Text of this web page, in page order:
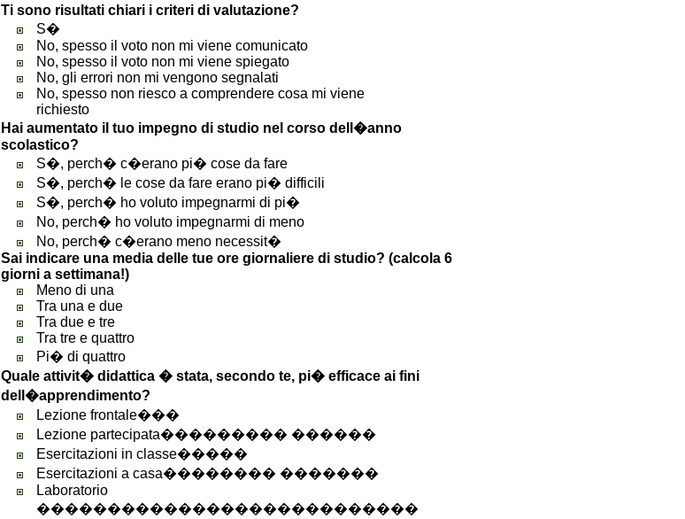
Ti sono risultati chiari i criteri di valutazione?
S�
No, spesso il voto non mi viene comunicato
No, spesso il voto non mi viene spiegato
No, gli errori non mi vengono segnalati
No, spesso non riesco a comprendere cosa mi viene
richiesto
Hai aumentato il tuo impegno di studio nel corso dell�anno
scolastico?
S�, perch� c�erano pi� cose da fare
S�, perch� le cose da fare erano pi� difficili
S�, perch� ho voluto impegnarmi di pi�
No, perch� ho voluto impegnarmi di meno
No, perch� c�erano meno necessit�
Sai indicare una media delle tue ore giornaliere di studio? (calcola 6
giorni a settimana!)
Meno di una
Tra una e due
Tra due e tre
Tra tre e quattro
Pi� di quattro
Quale attivit� didattica � stata, secondo te, pi� efficace ai fini
dell�apprendimento?
Lezione frontale���
Lezione partecipata��������� ������
Esercitazioni in classe�����
Esercitazioni a casa�������� �������
Laboratorio
���������������������������